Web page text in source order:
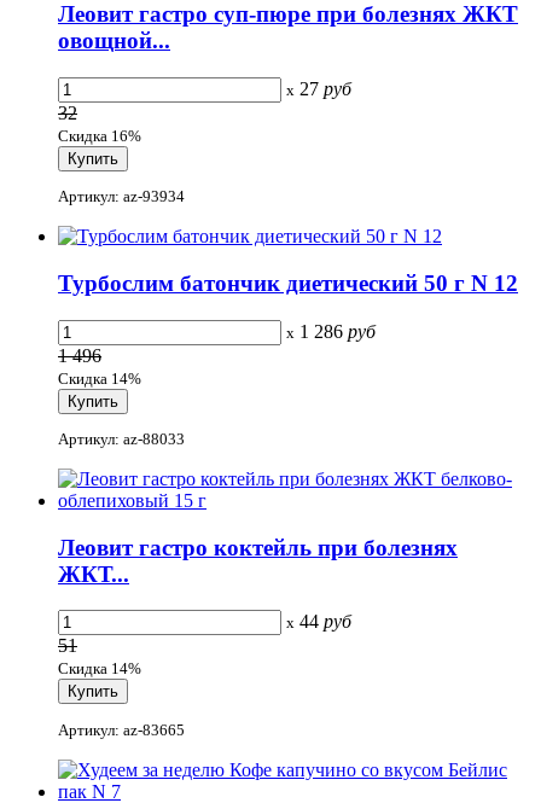
Леовит гастро суп-пюре при болезнях ЖКТ
овощной...
x 27 руб
32
Скидка 16%
Артикул: az-93934
Турбослим батончик диетический 50 г N 12
x 1 286 руб
1 496
Скидка 14%
Артикул: az-88033
Леовит гастро коктейль при болезнях
ЖКТ...
x 44 руб
51
Скидка 14%
Артикул: az-83665